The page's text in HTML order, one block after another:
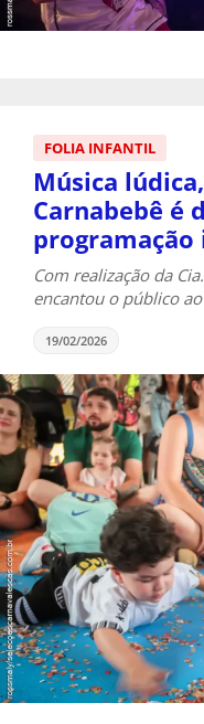
FOLIA INFANTIL
Música
Carnabebê é
Com realização da
encantou o público
19/02/2026